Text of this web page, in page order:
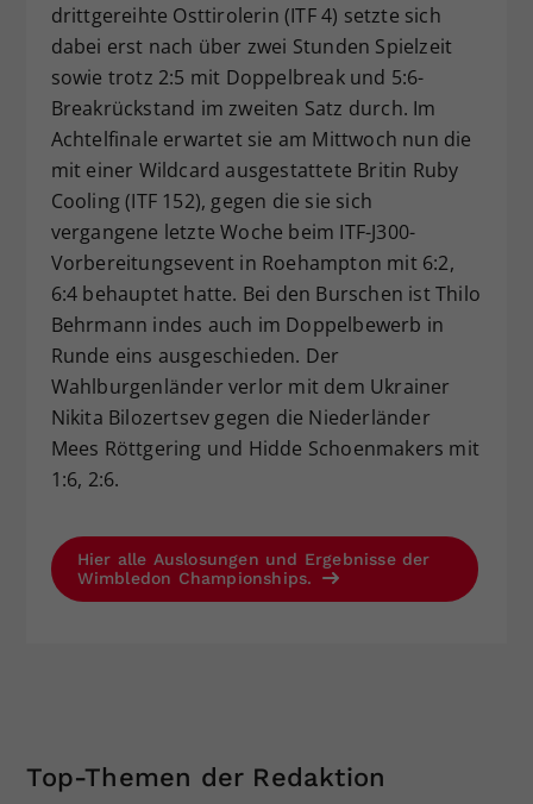
drittgereihte Osttirolerin (ITF 4) setzte sich
dabei erst nach über zwei Stunden Spielzeit
sowie trotz 2:5 mit Doppelbreak und 5:6-
Breakrückstand im zweiten Satz durch. Im
Achtelfinale erwartet sie am Mittwoch nun die
mit einer Wildcard ausgestattete Britin Ruby
Cooling (ITF 152), gegen die sie sich
vergangene letzte Woche beim ITF-J300-
Vorbereitungsevent in Roehampton mit 6:2,
6:4 behauptet hatte. Bei den Burschen ist Thilo
Behrmann indes auch im Doppelbewerb in
Runde eins ausgeschieden. Der
Wahlburgenländer verlor mit dem Ukrainer
Nikita Bilozertsev gegen die Niederländer
Mees Röttgering und Hidde Schoenmakers mit
1:6, 2:6.
Hier alle Auslosungen und Ergebnisse der
Wimbledon Championships.
Top-Themen der Redaktion